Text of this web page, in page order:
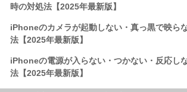
時の対処法【2025年最新版】
iPhoneのカメラが起動しない・真っ黒で映ら
法【2025年最新版】
iPhoneの電源が入らない・つかない・反応し
法【2025年最新版】